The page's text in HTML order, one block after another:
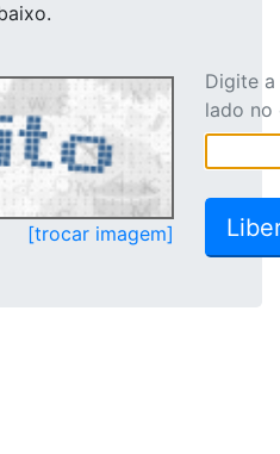
[trocar imagem]
Digite
lado no